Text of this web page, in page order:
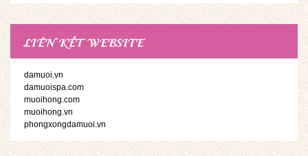
LIÊN KẾT WEBSITE
damuoi.vn
damuoispa.com
muoihong.com
muoihong.vn
phongxongdamuoi.vn